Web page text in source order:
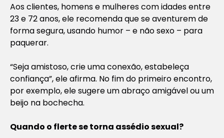
Aos clientes, homens e mulheres com idades entre
23 e 72 anos, ele recomenda que se aventurem de
forma segura, usando humor – e não sexo – para
paquerar.
“Seja amistoso, crie uma conexão, estabeleça
confiança”, ele afirma. No fim do primeiro encontro,
por exemplo, ele sugere um abraço amigável ou um
beijo na bochecha.
Quando o flerte se torna assédio sexual?